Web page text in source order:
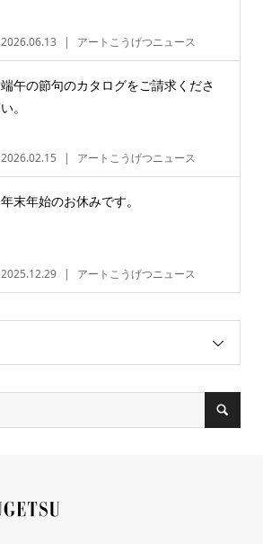
2026.06.13 アートこうげつニュース
端午の節句のカタログをご請求くださ
い。
2026.02.15 アートこうげつニュース
年末年始のお休みです。
2025.12.29 アートこうげつニュース